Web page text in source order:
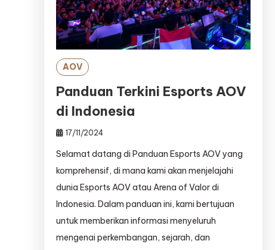
AOV
Panduan Terkini Esports AOV
di Indonesia
17/11/2024
Selamat datang di Panduan Esports AOV yang
komprehensif, di mana kami akan menjelajahi
dunia Esports AOV atau Arena of Valor di
Indonesia. Dalam panduan ini, kami bertujuan
untuk memberikan informasi menyeluruh
mengenai perkembangan, sejarah, dan